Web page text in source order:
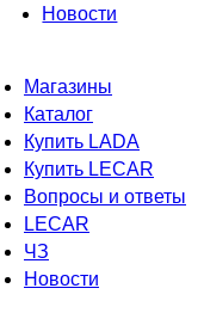
Новости
Магазины
Каталог
Купить LADA
Купить LECAR
Вопросы и ответы
LECAR
ЧЗ
Новости